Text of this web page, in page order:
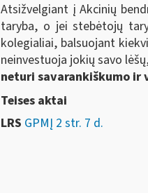
Atsižvelgiant į Akcinių
taryba, o jei stebėtojų
kolegialiai, balsuojant
neinvestuoja jokių savo
neturi savarankiškumo ir
Teises aktai
LRS GPMĮ 2 str. 7 d.